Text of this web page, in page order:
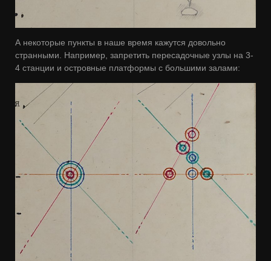
А некоторые пункты в наше время кажутся довольно
странными. Например, запретить пересадочные узлы на 3-
4 станции и островные платформы с большими залами: